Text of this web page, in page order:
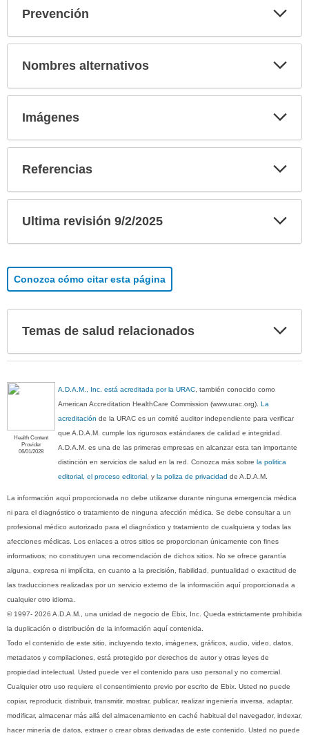
Prevención
Nombres alternativos
Imágenes
Referencias
Ultima revisión 9/2/2025
Conozca cómo citar esta página
Temas de salud relacionados
Health Content
Provider
06/01/2028
A.D.A.M., Inc. está acreditada por la URAC, también conocido como
American Accreditation HealthCare Commission (www.urac.org).La
acreditación de la URAC es un comité auditor independiente para verificar
que A.D.A.M. cumple los rigurosos estándares de calidad e integridad.
A.D.A.M. es una de las primeras empresas en alcanzar esta tan importante
distinción en servicios de salud en la red. Conozca más sobrela politica
editorial, el proceso editorial, yla poliza de privacidad de A.D.A.M.
La información aquí proporcionada no debe utilizarse durante ninguna emergencia médica
ni para el diagnóstico o tratamiento de ninguna afección médica. Se debe consultar a un
profesional médico autorizado para el diagnóstico y tratamiento de cualquiera y todas las
afecciones médicas. Los enlaces a otros sitios se proporcionan únicamente con fines
informativos; no constituyen una recomendación de dichos sitios. No se ofrece garantía
alguna, expresa ni implícita, en cuanto a la precisión, fiabilidad, puntualidad o exactitud de
las traducciones realizadas por un servicio externo de la información aquí proporcionada a
cualquier otro idioma.
© 1997- 2026 A.D.A.M., una unidad de negocio de Ebix, Inc. Queda estrictamente prohibida
la duplicación o distribución de la información aquí contenida.
Todo el contenido de este sitio, incluyendo texto, imágenes, gráficos, audio, video, datos,
metadatos y compilaciones, está protegido por derechos de autor y otras leyes de
propiedad intelectual. Usted puede ver el contenido para uso personal y no comercial.
Cualquier otro uso requiere el consentimiento previo por escrito de Ebix. Usted no puede
copiar, reproducir, distribuir, transmitir, mostrar, publicar, realizar ingeniería inversa, adaptar,
modificar, almacenar más allá del almacenamiento en caché habitual del navegador, indexar,
hacer minería de datos, extraer o crear obras derivadas de este contenido. Usted no puede